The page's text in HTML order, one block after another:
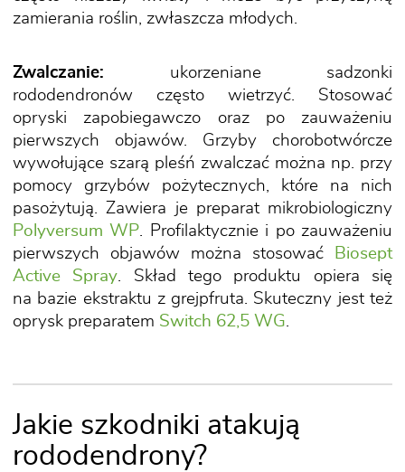
zamierania roślin, zwłaszcza młodych.
Zwalczanie: ukorzeniane sadzonki
rododendronów często wietrzyć. Stosować
opryski zapobiegawczo oraz po zauważeniu
pierwszych objawów. Grzyby chorobotwórcze
wywołujące szarą pleśń zwalczać można np. przy
pomocy grzybów pożytecznych, które na nich
pasożytują. Zawiera je preparat mikrobiologiczny
Polyversum WP. Profilaktycznie i po zauważeniu
pierwszych objawów można stosować
Biosept
Active Spray. Skład tego produktu opiera się
na bazie ekstraktu z grejpfruta. Skuteczny jest też
oprysk preparatem Switch 62,5 WG.
Jakie szkodniki atakują
rododendrony?